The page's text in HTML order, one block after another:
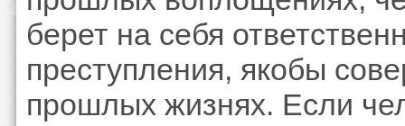
берет на себя
преступления, якобы
прошлых жизнях. Если